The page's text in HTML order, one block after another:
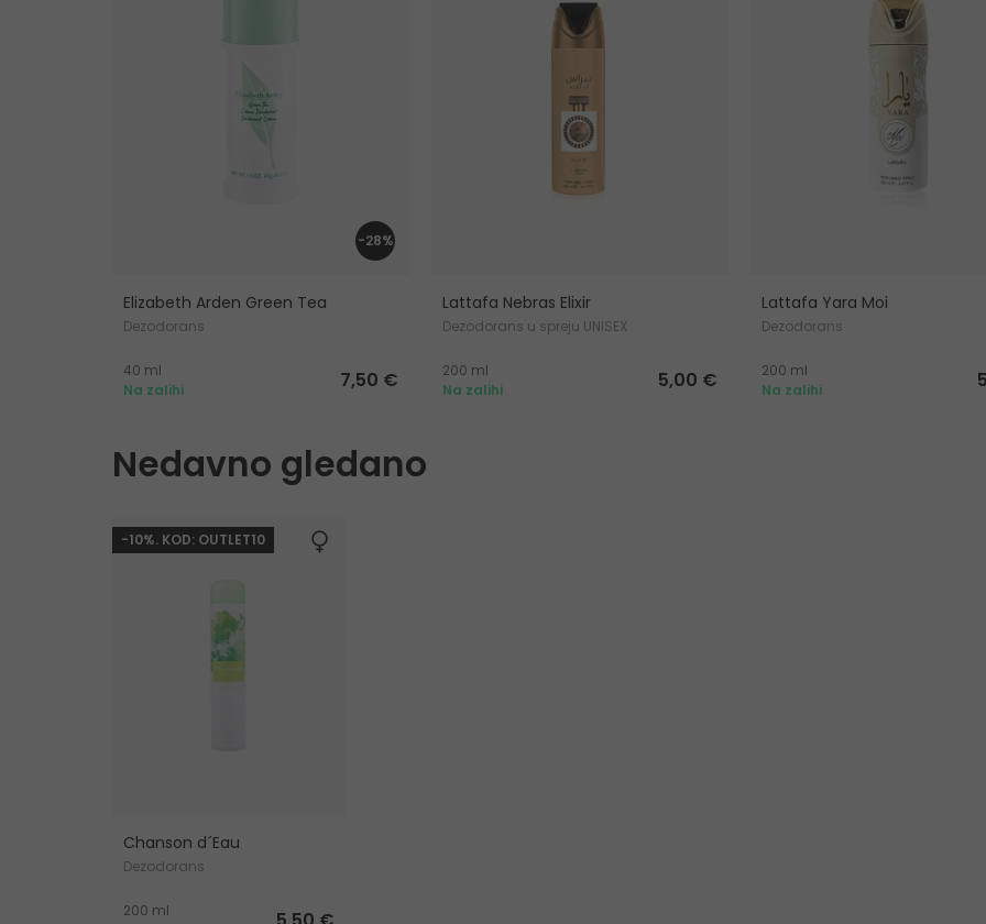
-28%
Elizabeth Arden Green Tea
Dezodorans
40 ml
Na zalihi
7,50 €
Lattafa Nebras Elixir
Dezodorans u spreju UNISEX
200 ml
Na zalihi
5,00 €
Lattafa Yara Moi
Dezodorans
200 ml
Na zalihi
Nedavno gledano
-10%. KOD: OUTLET10
Chanson d´Eau
Dezodorans
200 ml